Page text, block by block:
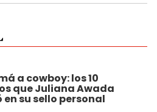
a cowboy: los 10
que Juliana Awada
su sello personal